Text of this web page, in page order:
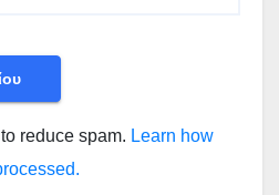
reduce spam. Learn how